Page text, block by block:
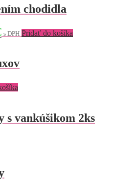
chodidla
Current
price
s DPH Pridať do košíka
s vankúšikom 2ks